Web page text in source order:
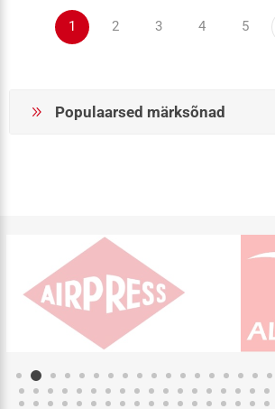
1 2 3 4 5
Populaarsed märksõnad